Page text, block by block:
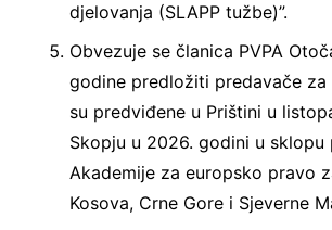
djelovanja (SLAPP tužbe)”.
Obvezuje se članica PVPA
godine predložiti predavače
su predviđene u Prištini u
Skopju u 2026. godini u sklopu
Akademije za europsko pravo
Kosova, Crne Gore i Sjeverne